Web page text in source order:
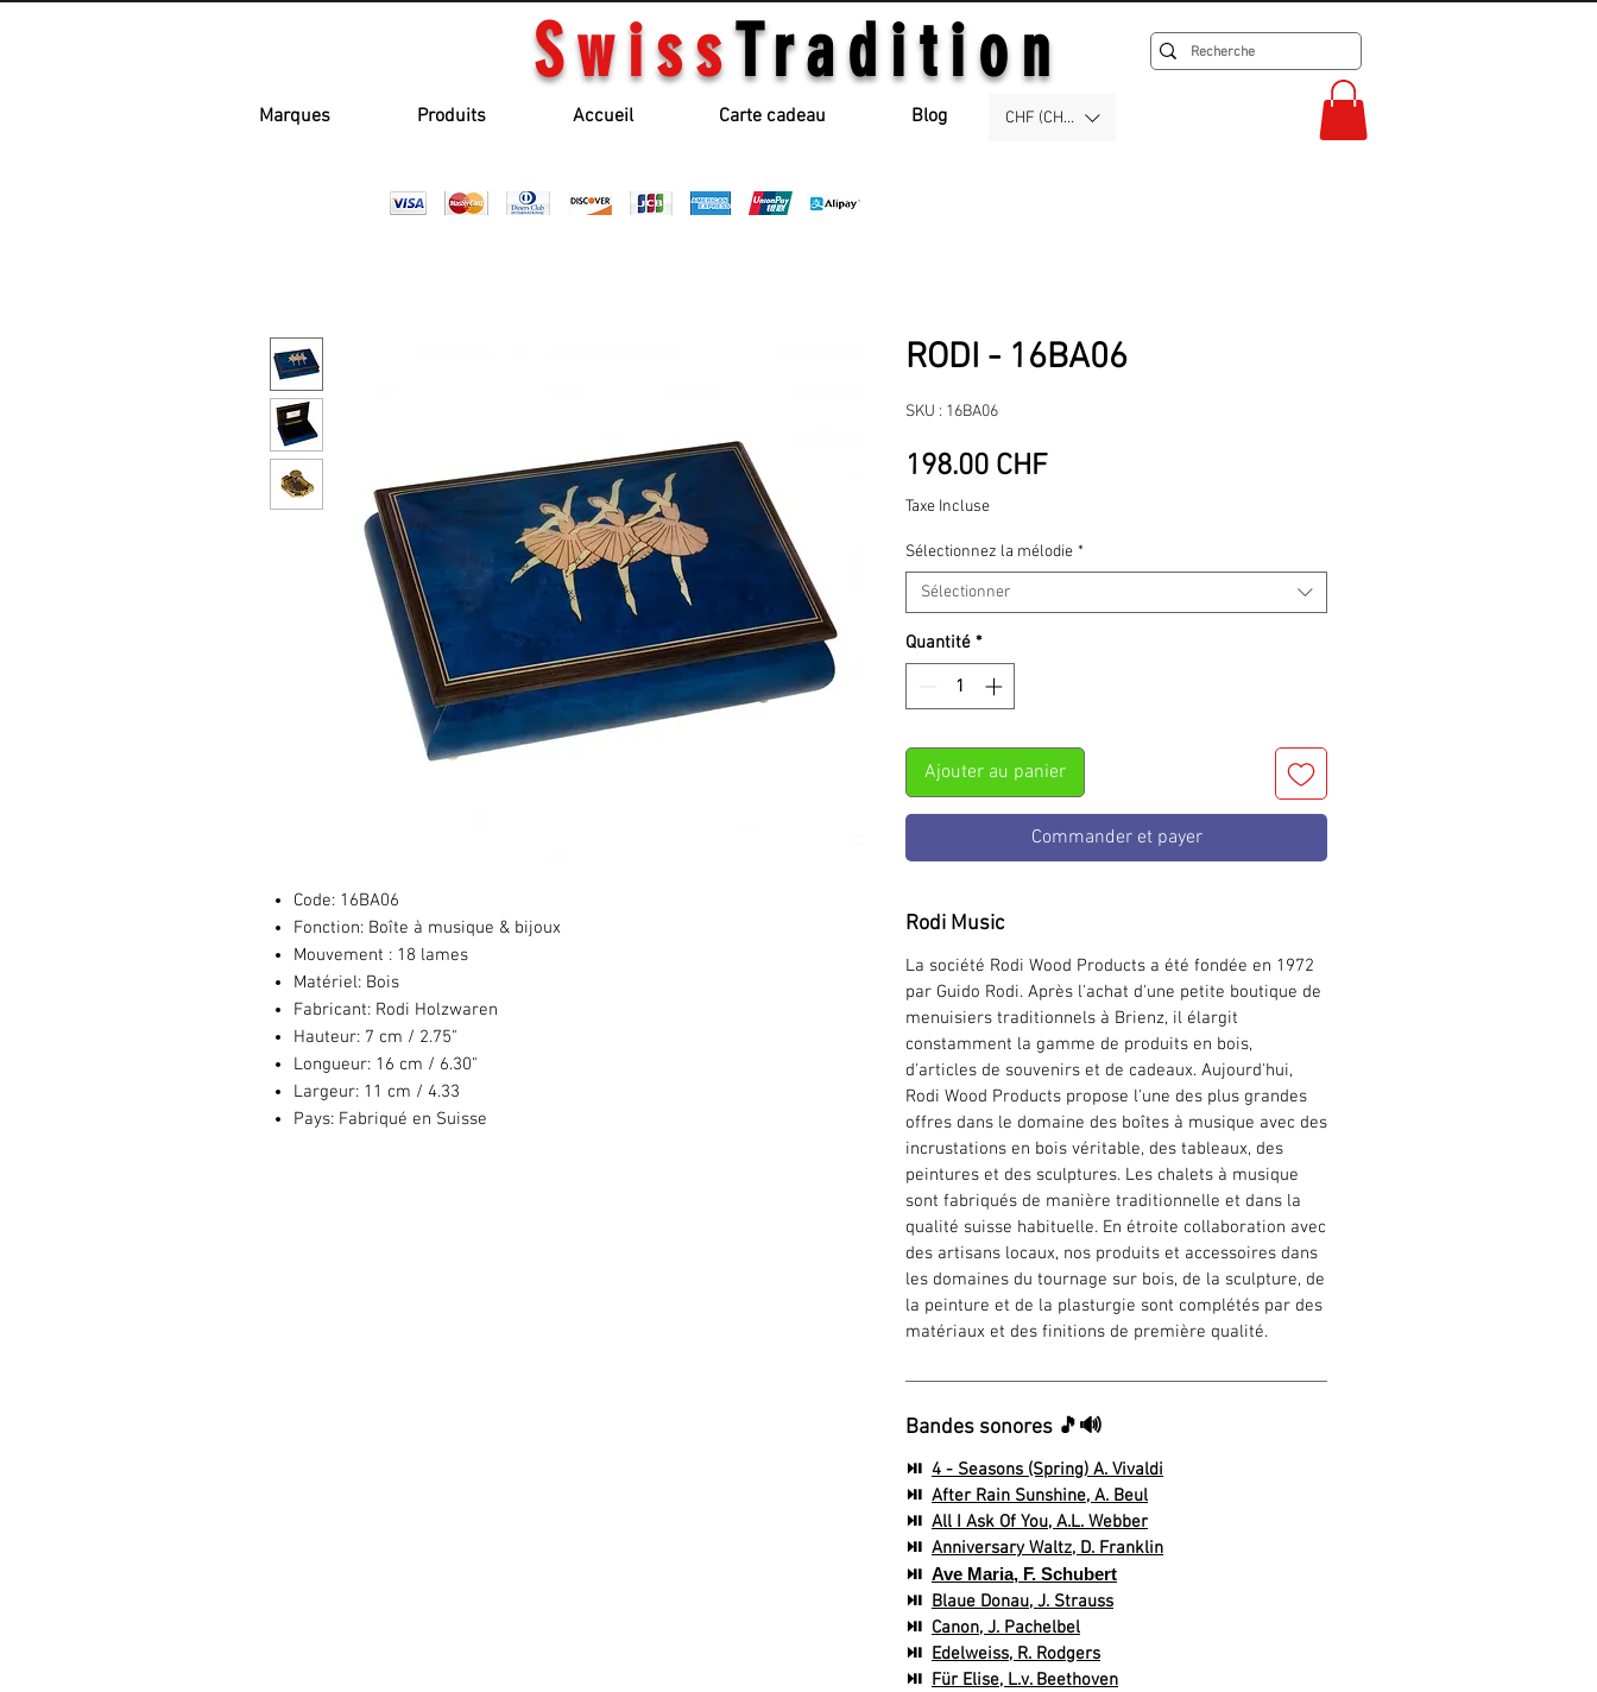
SwissTradition
Marques Produits Accueil Carte cadeau Blog CHF (CHF)
Code: 16BA06
Fonction: Boîte à musique & bijoux
Mouvement : 18 lames
Matériel: Bois
Fabricant: Rodi Holzwaren
Hauteur: 7 cm / 2.75"
Longueur: 16 cm / 6.30"
Largeur: 11 cm / 4.33
Pays: Fabriqué en Suisse
RODI - 16BA06
SKU : 16BA06
198.00 CHFPrix
Taxe Incluse
Sélectionnez la mélodie *
Sélectionner
Quantité *
Ajouter au panier
Commander et payer
Rodi Music
La société Rodi Wood Products a été fondée en 1972
par Guido Rodi. Après l'achat d'une petite boutique de
menuisiers traditionnels à Brienz, il élargit
constamment la gamme de produits en bois,
d'articles de souvenirs et de cadeaux. Aujourd'hui,
Rodi Wood Products propose l'une des plus grandes
offres dans le domaine des boîtes à musique avec des
incrustations en bois véritable, des tableaux, des
peintures et des sculptures. Les chalets à musique
sont fabriqués de manière traditionnelle et dans la
qualité suisse habituelle. En étroite collaboration avec
des artisans locaux, nos produits et accessoires dans
les domaines du tournage sur bois, de la sculpture, de
la peinture et de la plasturgie sont complétés par des
matériaux et des finitions de première qualité.
Bandes sonores 🎵🔊
⏯ 4 - Seasons (Spring) A. Vivaldi
⏯ After Rain Sunshine, A. Beul
⏯ All I Ask Of You, A.L. Webber
⏯ Anniversary Waltz, D. Franklin
⏯ Ave Maria, F. Schubert
⏯ Blaue Donau, J. Strauss
⏯ Canon, J. Pachelbel
⏯ Edelweiss, R. Rodgers
⏯ Für Elise, L.v. Beethoven